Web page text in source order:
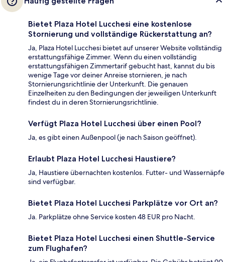
Bietet Plaza Hotel Lucchesi eine kostenlose
Stornierung und vollständige Rückerstattung an?
Ja, Plaza Hotel Lucchesi bietet auf unserer Website vollständig
erstattungsfähige Zimmer. Wenn du einen vollständig
erstattungsfähigen Zimmertarif gebucht hast, kannst du bis
wenige Tage vor deiner Anreise stornieren, je nach
Stornierungsrichtlinie der Unterkunft. Die genauen
Einzelheiten zu den Bedingungen der jeweiligen Unterkunft
findest du in deren Stornierungsrichtlinie.
Verfügt Plaza Hotel Lucchesi über einen Pool?
Ja, es gibt einen Außenpool (je nach Saison geöffnet).
Erlaubt Plaza Hotel Lucchesi Haustiere?
Ja, Haustiere übernachten kostenlos. Futter- und Wassernäpfe
sind verfügbar.
Bietet Plaza Hotel Lucchesi Parkplätze vor Ort an?
Ja. Parkplätze ohne Service kosten 48 EUR pro Nacht.
Bietet Plaza Hotel Lucchesi einen Shuttle-Service
zum Flughafen?